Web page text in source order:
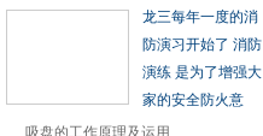
龙三每年一度的消
防演习开始了 消防
演练 是为了增强大
家的安全防火意
吸盘的工作原理及运用